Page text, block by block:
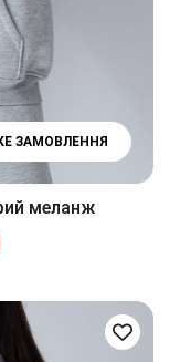
ЗАМОВЛЕННЯ
меланж